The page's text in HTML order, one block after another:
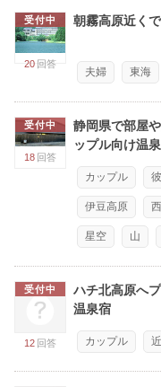
受付中
20 回答
朝霧高原近く
夫婦 東海
受付中
18 回答
静岡県で部屋
ップル向け温
カップル
伊豆高原
星空 山
受付中
12 回答
ハチ北高原へ
温泉宿
カップル